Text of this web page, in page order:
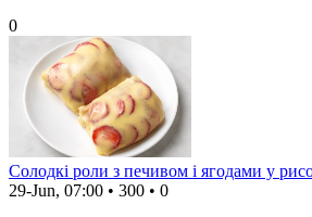
0
Солодкі роли з печивом і ягодами у
29-Jun, 07:00 • 300 • 0